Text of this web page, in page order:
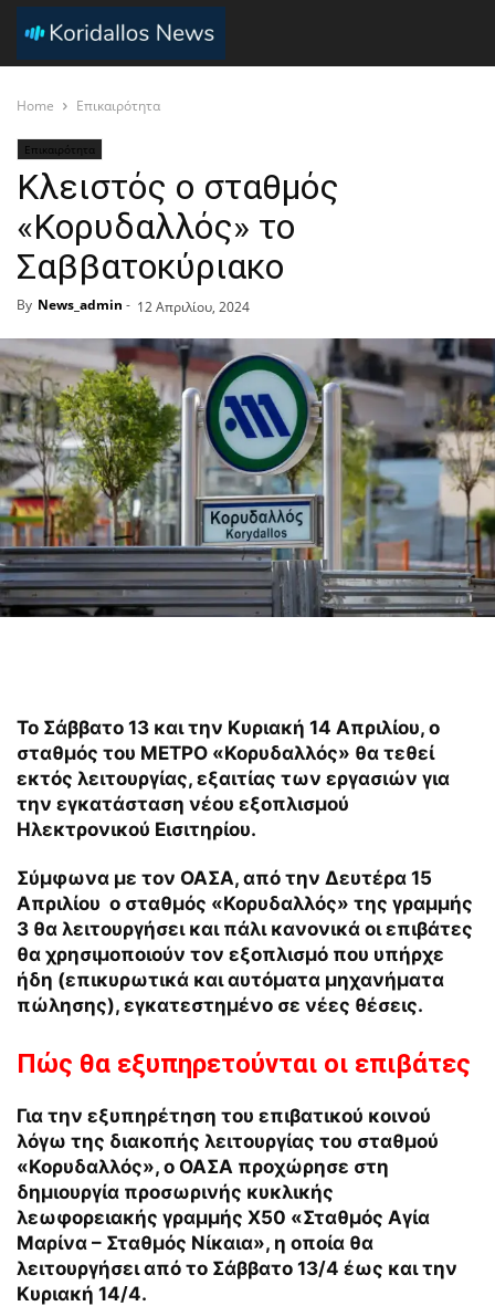
Home Επικαιρότητα
Επικαιρότητα
Κλειστός ο σταθμός
«Κορυδαλλός» το
Σαββατοκύριακο
By News_admin - 12 Απριλίου, 2024
Το Σάββατο 13 και την Κυριακή 14 Απριλίου, ο
σταθμός του ΜΕΤΡΟ «Κορυδαλλός» θα τεθεί
εκτός λειτουργίας, εξαιτίας των εργασιών για
την εγκατάσταση νέου εξοπλισμού
Ηλεκτρονικού Εισιτηρίου.
Σύμφωνα με τον ΟΑΣΑ, από την Δευτέρα 15
Απριλίου ο σταθμός «Κορυδαλλός» της γραμμής
3 θα λειτουργήσει και πάλι κανονικά οι επιβάτες
θα χρησιμοποιούν τον εξοπλισμό που υπήρχε
ήδη (επικυρωτικά και αυτόματα μηχανήματα
πώλησης), εγκατεστημένο σε νέες θέσεις.
Πώς θα εξυπηρετούνται οι επιβάτες
Για την εξυπηρέτηση του επιβατικού κοινού
λόγω της διακοπής λειτουργίας του σταθμού
«Κορυδαλλός», ο ΟΑΣΑ προχώρησε στη
δημιουργία προσωρινής κυκλικής
λεωφορειακής γραμμής Χ50 «Σταθμός Αγία
Μαρίνα – Σταθμός Νίκαια», η οποία θα
λειτουργήσει από το Σάββατο 13/4 έως και την
Κυριακή 14/4.